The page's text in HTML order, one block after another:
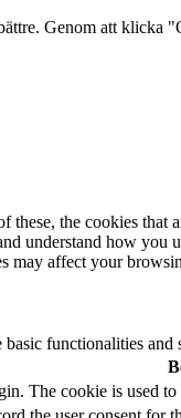
Genom att klicka
the cookies that
understand how
may affect your
functionalities
The cookie is used